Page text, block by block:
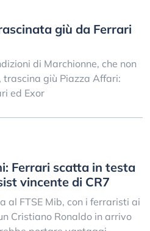
giù da Ferrari
di Marchionne, che non
giù Piazza Affari:
ed Exor
Ferrari scatta in testa
vincente di CR7
al FTSE Mib, con i ferraristi ai
Cristiano Ronaldo in arrivo